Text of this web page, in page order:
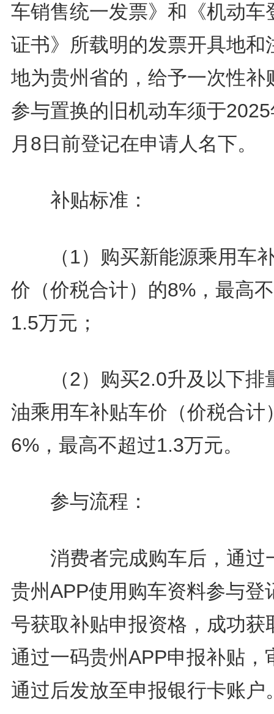
车销售统一发票》和《机动车
证书》所载明的发票开具地和
地为贵州省的，给予一次性补
参与置换的旧机动车须于
月8日前登记在申请人名下。
补贴标准：
（1）购买新能源乘用车
价（价税合计）的8%，最高
1.5万元；
（2）购买2.0升及以下排
油乘用车补贴车价（价税合计
6%，最高不超过1.3万元。
参与流程：
消费者完成购车后，通过
贵州APP使用购车资料参与登
号获取补贴申报资格，成功获
通过一码贵州APP申报补贴，
通过后发放至申报银行卡账户